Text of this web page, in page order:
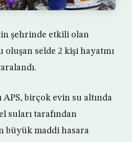
şehrinde etkili olan
oluşan selde 2 kişi hayatını
APS, birçok evin su altında
suları tarafından
büyük maddi hasara